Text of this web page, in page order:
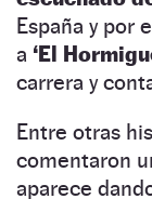
España y por
a ‘El
carrera y
Entre otras
comentaron
aparece